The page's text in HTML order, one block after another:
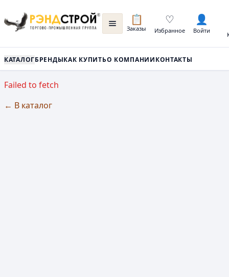
📋
Заказы
♡
Избранное
👤
Войти
КАТАЛОГБРЕНДЫКАК КУПИТЬО КОМПАНИИКОНТАКТЫ
Failed to fetch
← В каталог